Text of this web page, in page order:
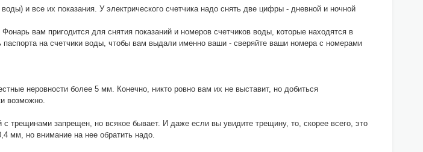
и все их показания. У электрического счетчика надо снять две цифры - дневной и ночной
вам пригодится для снятия показаний и номеров счетчиков воды, которые находятся в
паспорта на счетчики воды, чтобы вам выдали именно ваши - сверяйте ваши номера с номерами
неровности более 5 мм. Конечно, никто ровно вам их не выставит, но добиться
возможно.
трещинами запрещен, но всякое бывает. И даже если вы увидите трещину, то, скорее всего, это
мм, но внимание на нее обратить надо.